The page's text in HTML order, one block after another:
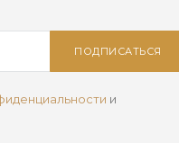
ПОДПИСАТЬСЯ
и